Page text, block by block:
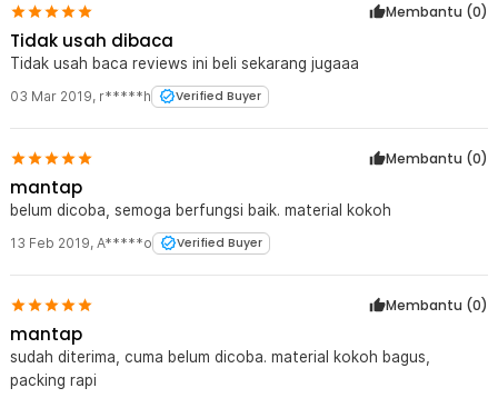
Membantu (0)
Tidak usah dibaca
Tidak usah baca reviews ini beli sekarang jugaaa
03 Mar 2019, r*****h Verified Buyer
Membantu (0)
mantap
belum dicoba, semoga berfungsi baik. material kokoh
13 Feb 2019, A*****o Verified Buyer
Membantu (0)
mantap
sudah diterima, cuma belum dicoba. material kokoh bagus,
packing rapi